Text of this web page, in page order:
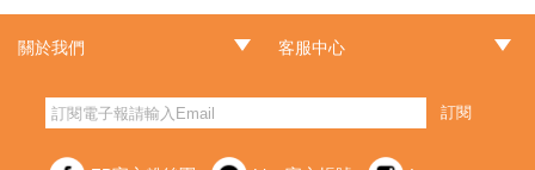
關於我們 客服中心
訂閱